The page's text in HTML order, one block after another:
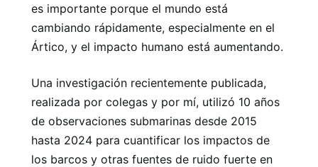
es importante porque el mundo está
cambiando rápidamente, especialmente en el
Ártico, y el impacto humano está aumentando.
Una investigación recientemente publicada,
realizada por colegas y por mí, utilizó 10 años
de observaciones submarinas desde 2015
hasta 2024 para cuantificar los impactos de
los barcos y otras fuentes de ruido fuerte en